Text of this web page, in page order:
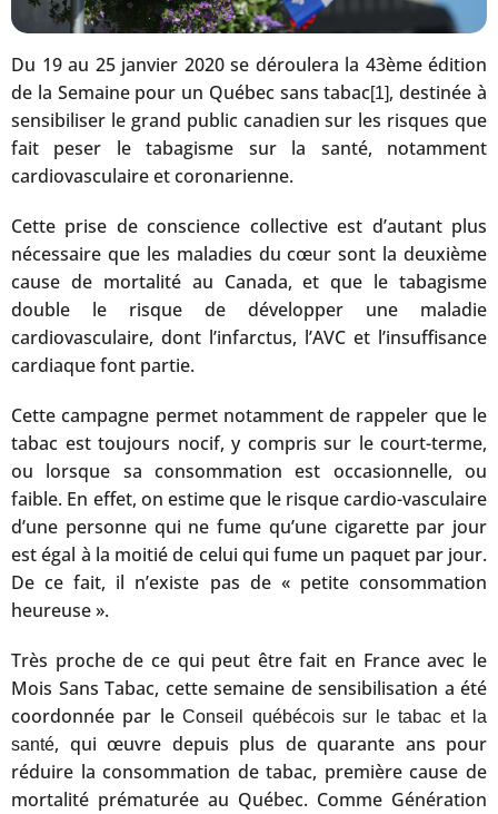
Du 19 au 25 janvier 2020 se déroulera la 43ème édition
de la Semaine pour un Québec sans tabac[1], destinée à
sensibiliser le grand public canadien sur les risques que
fait peser le tabagisme sur la santé, notamment
cardiovasculaire et coronarienne.
Cette prise de conscience collective est d’autant plus
nécessaire que les maladies du cœur sont la deuxième
cause de mortalité au Canada, et que le tabagisme
double le risque de développer une maladie
cardiovasculaire, dont l’infarctus, l’AVC et l’insuffisance
cardiaque font partie.
Cette campagne permet notamment de rappeler que le
tabac est toujours nocif, y compris sur le court-terme,
ou lorsque sa consommation est occasionnelle, ou
faible. En effet, on estime que le risque cardio-vasculaire
d’une personne qui ne fume qu’une cigarette par jour
est égal à la moitié de celui qui fume un paquet par jour.
De ce fait, il n’existe pas de « petite consommation
heureuse ».
Très proche de ce qui peut être fait en France avec le
Mois Sans Tabac, cette semaine de sensibilisation a été
coordonnée par leConseil québécois sur le tabac et la
santé, qui œuvre depuis plus de quarante ans pour
réduire la consommation de tabac, première cause de
mortalité prématurée au Québec. Comme Génération